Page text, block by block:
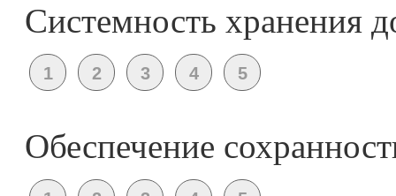
Системность хранения
Обеспечение